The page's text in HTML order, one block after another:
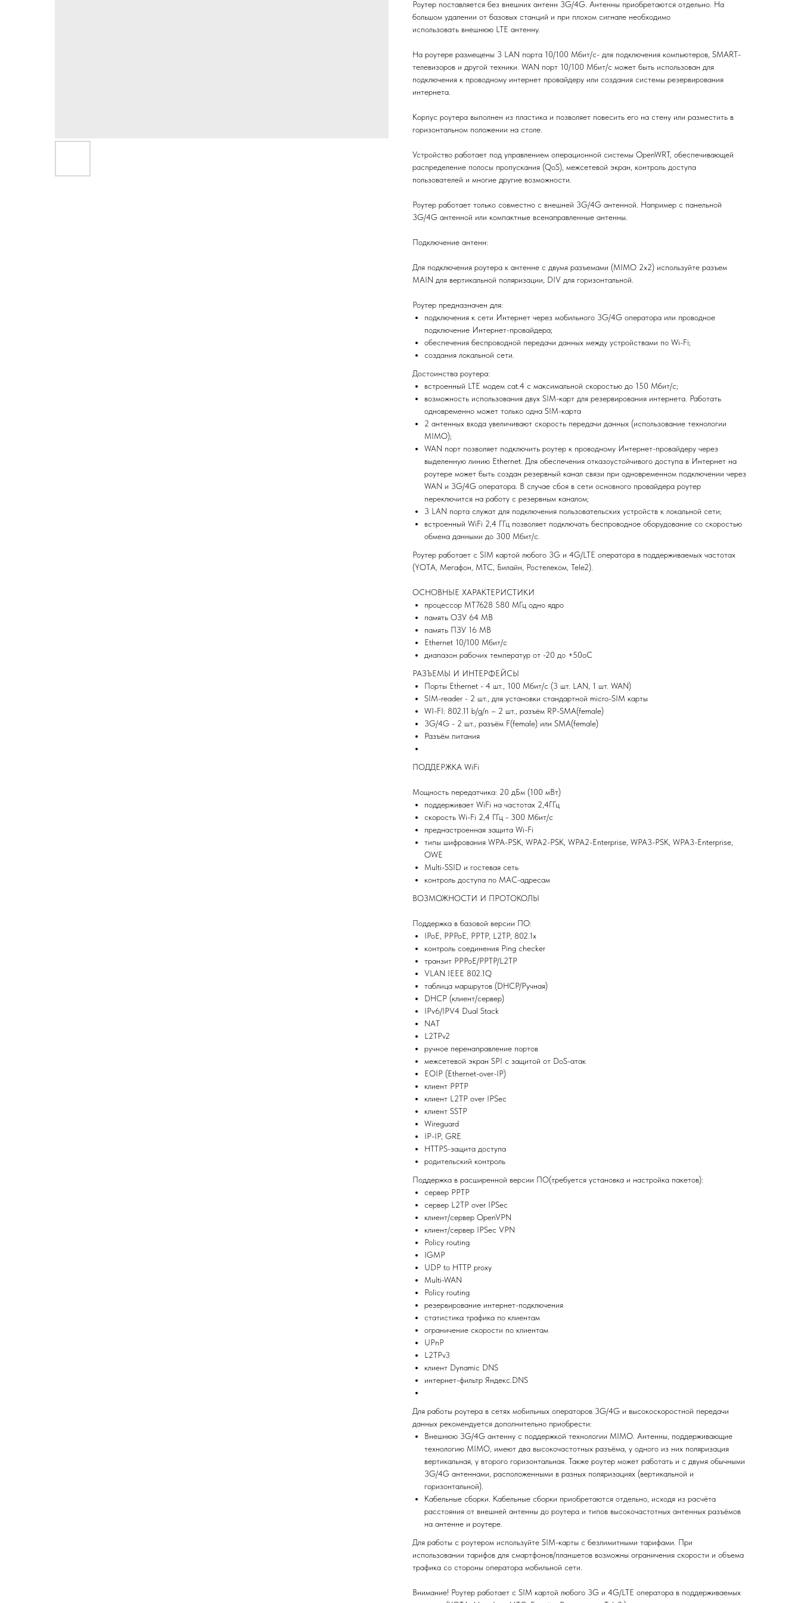
Роутер поставляется без внешних антенн 3G/4G. Антенны приобретаются отдельно. На
большом удалении от базовых станций и при плохом сигнале необходимо
использовать внешнюю LTE антенну.
На роутере размещены 3 LAN порта 10/100 Мбит/c- для подключения компьютеров, SMART-
телевизоров и другой техники. WAN порт 10/100 Мбит/c может быть использован для
подключения к проводному интернет провайдеру или создания системы резервирования
интернета.
Корпус роутера выполнен из пластика и позволяет повесить его на стену или разместить в
горизонтальном положении на столе.
Устройство работает под управлением операционной системы OpenWRT, обеспечивающей
распределение полосы пропускания (QoS), межсетевой экран, контроль доступа
пользователей и многие другие возможности.
Роутер работает только совместно с внешней 3G/4G антенной. Например с панельной
3G/4G антенной или компактные всенаправленные антенны.
Подключение антенн:
Для подключения роутера к антенне с двумя разъемами (MIMO 2x2) используйте разъем
MAIN для вертикальной поляризации, DIV для горизонтальной.
Роутер предназначен для:
подключения к сети Интернет через мобильного 3G/4G оператора или проводное
подключение Интернет-провайдера;
обеспечения беспроводной передачи данных между устройствами по Wi-Fi;
создания локальной сети.
Достоинства роутера:
встроенный LTE модем cat.4 с максимальной скоростью до 150 Мбит/с;
возможность использования двух SIM-карт для резервирования интернета. Работать
одновременно может только одна SIM-карта
2 антенных входа увеличивают скорость передачи данных (использование технологии
MIMO);
WAN порт позволяет подключить роутер к проводному Интернет-провайдеру через
выделенную линию Ethernet. Для обеспечения отказоустойчивого доступа в Интернет на
роутере может быть создан резервный канал связи при одновременном подключении через
WAN и 3G/4G оператора. В случае сбоя в сети основного провайдера роутер
переключится на работу с резервным каналом;
3 LAN порта служат для подключения пользовательских устройств к локальной сети;
встроенный WiFi 2,4 ГГц позволяет подключать беспроводное оборудование со скоростью
обмена данными до 300 Мбит/c.
Роутер работает с SIM картой любого 3G и 4G/LTE оператора в поддерживаемых частотах
(YOTA, Мегафон, МТС, Билайн, Ростелеком, Tele2).
ОСНОВНЫЕ ХАРАКТЕРИСТИКИ
процессор MT7628 580 МГц одно ядро
память ОЗУ 64 MB
память ПЗУ 16 MB
Ethernet 10/100 Мбит/c
диапазон рабочих температур от -20 до +50оС
РАЗЪЕМЫ И ИНТЕРФЕЙСЫ
Порты Ethernet - 4 шт., 100 Мбит/с (3 шт. LAN, 1 шт. WAN)
SIM-reader - 2 шт., для установки стандартной micro-SIM карты
WI-FI: 802.11 b/g/n – 2 шт., разъём RP-SMA(female)
3G/4G - 2 шт., разъём F(female) или SMA(female)
Разъём питания
ПОДДЕРЖКА WiFi
Мощность передатчика: 20 дБм (100 мВт)
поддерживает WiFi на частотах 2,4ГГц
скорость Wi-Fi 2,4 ГГц - 300 Мбит/с
преднастроенная защита Wi-Fi
типы шифрования WPA-PSK, WPA2-PSK, WPA2-Enterprise, WPA3-PSK, WPA3-Enterprise,
OWE
Multi-SSID и гостевая сеть
контроль доступа по MAC-адресам
ВОЗМОЖНОСТИ И ПРОТОКОЛЫ
Поддержка в базовой версии ПО:
IPoE, PPPoE, PPTP, L2TP, 802.1x
контроль соединения Ping checker
транзит PPPoE/PPTP/L2TP
VLAN IEEE 802.1Q
таблица маршрутов (DHCP/Ручная)
DHCP (клиент/сервер)
IPv6/IPV4 Dual Stack
NAT
L2TPv2
ручное перенаправление портов
межсетевой экран SPI с защитой от DoS-атак
EOIP (Ethernet-over-IP)
клиент PPTP
клиент L2TP over IPSec
клиент SSTP
Wireguard
IP-IP, GRE
HTTPS-защита доступа
родительский контроль
Поддержка в расширенной версии ПО(требуется установка и настройка пакетов):
сервер PPTP
сервер L2TP over IPSec
клиент/сервер OpenVPN
клиент/сервер IPSec VPN
Policy routing
IGMP
UDP to HTTP proxy
Multi-WAN
Policy routing
резервирование интернет-подключения
статистика трафика по клиентам
ограничение скорости по клиентам
UPnP
L2TPv3
клиент Dynamic DNS
интернет-фильтр Яндекс.DNS
Для работы роутера в сетях мобильных операторов 3G/4G и высокоскоростной передачи
данных рекомендуется дополнительно приобрести:
Внешнюю 3G/4G антенну с поддержкой технологии MIMO. Антенны, поддерживающие
технологию MIMO, имеют два высокочастотных разъёма, у одного из них поляризация
вертикальная, у второго горизонтальная. Также роутер может работать и с двумя обычными
3G/4G антеннами, расположенными в разных поляризациях (вертикальной и
горизонтальной).
Кабельные сборки. Кабельные сборки приобретаются отдельно, исходя из расчёта
расстояния от внешней антенны до роутера и типов высокочастотных антенных разъёмов
на антенне и роутере.
Для работы с роутером используйте SIM-карты с безлимитными тарифами. При
использовании тарифов для смартфонов/планшетов возможны ограничения скорости и объема
трафика со стороны оператора мобильной сети.
Внимание! Роутер работает с SIM картой любого 3G и 4G/LTE оператора в поддерживаемых